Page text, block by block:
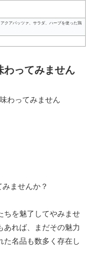
クアパッツァ、サラダ、ハーブを使った鶏
わってみません
ませんか？
ちを魅了してやみませ
あれば、まだその魅力
た名品も数多く存在し